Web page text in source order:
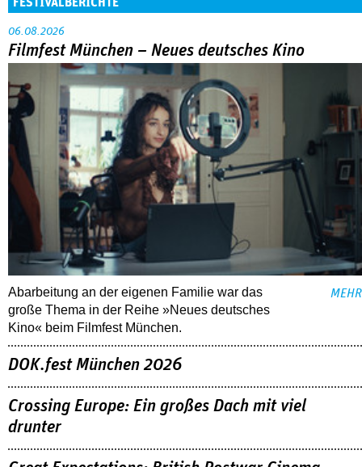
06.08.2026
Filmfest München – Neues deutsches Kino
Abarbeitung an der eigenen Familie war das
große Thema in der Reihe »Neues deutsches
Kino« beim Filmfest München.
MEHR
DOK.fest München 2026
Crossing Europe: Ein großes Dach mit viel
drunter